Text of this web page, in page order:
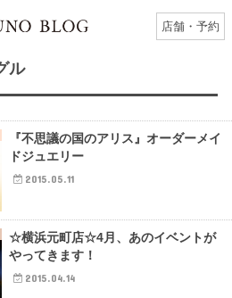
店舗・予約
ル
『不思議の国のアリス』オーダーメイ
ドジュエリー
2015.05.11
☆横浜元町店☆4月、あのイベントが
やってきます！
2015.04.14